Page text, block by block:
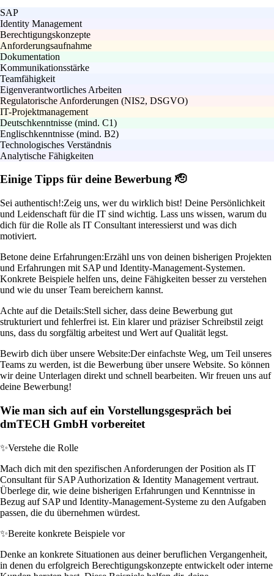
SAP
Identity Management
Berechtigungskonzepte
Anforderungsaufnahme
Dokumentation
Kommunikationsstärke
Teamfähigkeit
Eigenverantwortliches Arbeiten
Regulatorische Anforderungen (NIS2, DSGVO)
IT-Projektmanagement
Deutschkenntnisse (mind. C1)
Englischkenntnisse (mind. B2)
Technologisches Verständnis
Analytische Fähigkeiten
Einige Tipps für deine Bewerbung 🫡
Sei authentisch!:Zeig uns, wer du wirklich bist! Deine Persönlichkeit
und Leidenschaft für die IT sind wichtig. Lass uns wissen, warum du
dich für die Rolle als IT Consultant interessierst und was dich
motiviert.
Betone deine Erfahrungen:Erzähl uns von deinen bisherigen Projekten
und Erfahrungen mit SAP und Identity-Management-Systemen.
Konkrete Beispiele helfen uns, deine Fähigkeiten besser zu verstehen
und wie du unser Team bereichern kannst.
Achte auf die Details:Stell sicher, dass deine Bewerbung gut
strukturiert und fehlerfrei ist. Ein klarer und präziser Schreibstil zeigt
uns, dass du sorgfältig arbeitest und Wert auf Qualität legst.
Bewirb dich über unsere Website:Der einfachste Weg, um Teil unseres
Teams zu werden, ist die Bewerbung über unsere Website. So können
wir deine Unterlagen direkt und schnell bearbeiten. Wir freuen uns auf
deine Bewerbung!
Wie man sich auf ein Vorstellungsgespräch bei
dmTECH GmbH vorbereitet
✨Verstehe die Rolle
Mach dich mit den spezifischen Anforderungen der Position als IT
Consultant für SAP Authorization & Identity Management vertraut.
Überlege dir, wie deine bisherigen Erfahrungen und Kenntnisse in
Bezug auf SAP und Identity-Management-Systeme zu den Aufgaben
passen, die du übernehmen würdest.
✨Bereite konkrete Beispiele vor
Denke an konkrete Situationen aus deiner beruflichen Vergangenheit,
in denen du erfolgreich Berechtigungskonzepte entwickelt oder interne